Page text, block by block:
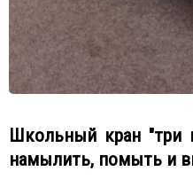
Школьный кран "три
намылить, помыть и